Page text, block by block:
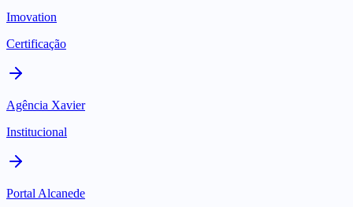
Imovation
Certificação
Agência Xavier
Institucional
Portal Alcanede